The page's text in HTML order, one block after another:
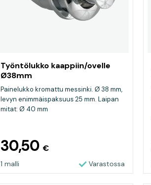
Työntölukko kaappiin/ovelle
Ø38mm
Painelukko kromattu messinki. Ø 38 mm,
levyn enimmäispaksuus 25 mm. Laipan
mitat: Ø 40 mm
30,50 €
1 malli Varastossa